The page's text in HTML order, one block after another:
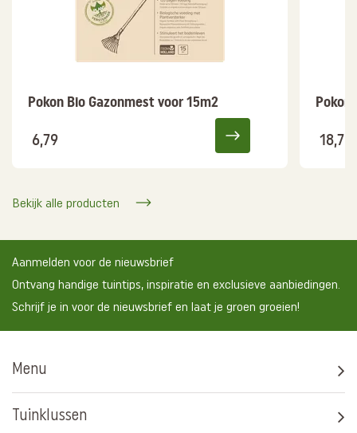
Pokon Bio Gazonmest voor 15m2
6,79
Pokon
18,75
Bekijk alle producten
Aanmelden voor de nieuwsbrief
Ontvang handige tuintips, inspiratie en exclusieve aanbiedingen.
Schrijf je in voor de nieuwsbrief en laat je groen groeien!
Menu
Tuinklussen